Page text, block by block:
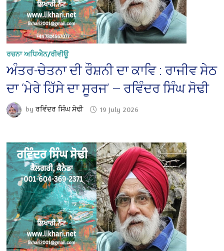
ਰਚਨਾ ਅਧਿਐਨ/ਰੀਵੀਊ
ਅੰਤਰ-ਚੇਤਨਾ ਦੀ ਰੌਸ਼ਨੀ ਦਾ ਕਾਵਿ : ਰਾਜੀਵ ਸੇਠ
ਦਾ ‘ਮੇਰੇ ਹਿੱਸੇ ਦਾ ਸੂਰਜ’ — ਰਵਿੰਦਰ ਸਿੰਘ ਸੋਢੀ
byਰਵਿੰਦਰ ਸਿੰਘ ਸੋਢੀ 19 July 2026